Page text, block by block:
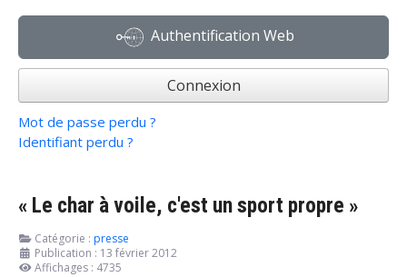
Authentification Web
Connexion
Mot de passe perdu ?
Identifiant perdu ?
« Le char à voile, c'est un sport propre »
Catégorie : presse
Publication : 13 février 2012
Affichages : 4735